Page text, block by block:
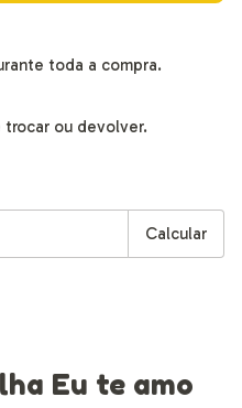
toda a compra.
ou devolver.
Calcular
Eu te amo